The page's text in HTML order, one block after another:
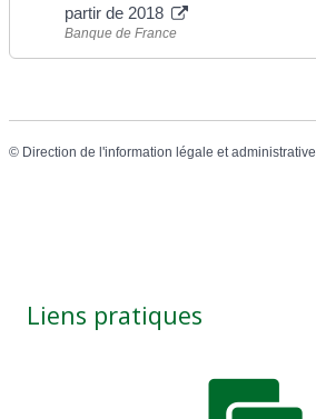
partir de 2018
Banque de France
© Direction de l'information légale et administrative
Liens pratiques